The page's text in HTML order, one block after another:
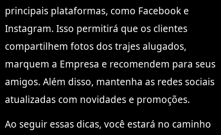
principais plataformas, como Facebook e
Instagram. Isso permitirá que os clientes
compartilhem fotos dos trajes alugados,
marquem a Empresa e recomendem para seus
amigos. Além disso, mantenha as redes sociais
atualizadas com novidades e promoções.
Ao seguir essas dicas, você estará no caminho